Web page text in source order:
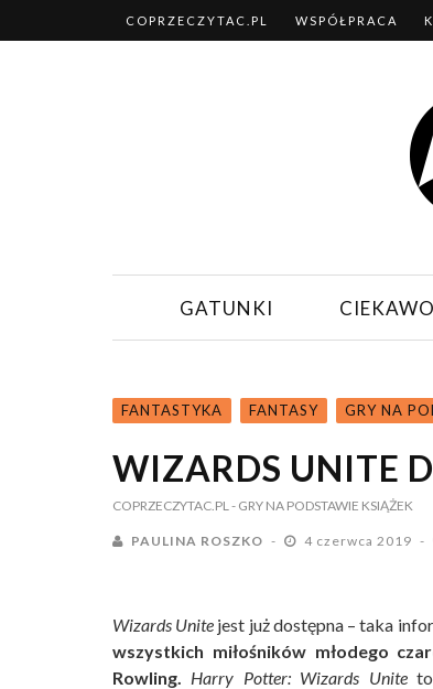
COPRZECZYTAC.PL WSPÓŁPRACA
GATUNKI
FANTASTYKA FANTASY GRY NA
WIZARDS UNITE
COPRZECZYTAC.PL- GRY NA PODSTAWIE KSIĄŻEK
PAULINA ROSZKO 4 czerwca 2019
Wizards Unite jest już dostępna – taka
wszystkich miłośników młodego
Rowling. Harry Potter: Wizards Uniteto